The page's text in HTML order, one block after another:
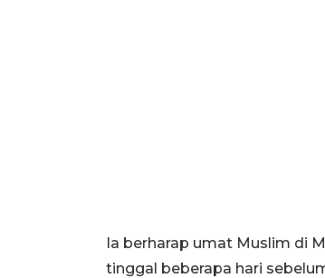
Ia berharap umat Muslim di
tinggal beberapa hari